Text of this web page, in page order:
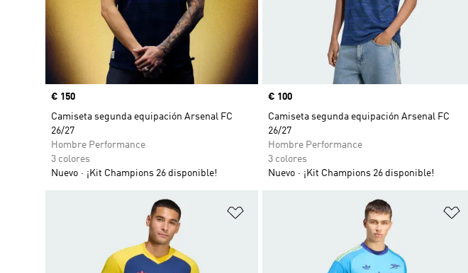
Precio
€ 150
Camiseta segunda equipación Arsenal FC
26/27
Hombre Performance
3 colores
Nuevo
¡Kit Champions 26 disponible!
Precio
€ 100
Camiseta segunda equipación Arsenal FC
26/27
Hombre Performance
3 colores
Nuevo
¡Kit Champions 26 disponible!
Añadir a la lista de deseos